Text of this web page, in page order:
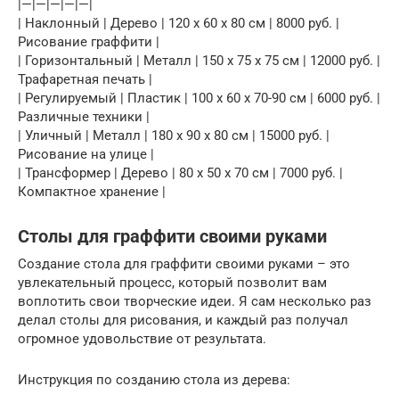
|—|—|—|—|—|
| Наклонный | Дерево | 120 x 60 x 80 см | 8000 руб. |
Рисование граффити |
| Горизонтальный | Металл | 150 x 75 x 75 см | 12000 руб. |
Трафаретная печать |
| Регулируемый | Пластик | 100 x 60 x 70-90 см | 6000 руб. |
Различные техники |
| Уличный | Металл | 180 x 90 x 80 см | 15000 руб. |
Рисование на улице |
| Трансформер | Дерево | 80 x 50 x 70 см | 7000 руб. |
Компактное хранение |
Столы для граффити своими руками
Создание стола для граффити своими руками – это
увлекательный процесс, который позволит вам
воплотить свои творческие идеи. Я сам несколько раз
делал столы для рисования, и каждый раз получал
огромное удовольствие от результата.
Инструкция по созданию стола из дерева: